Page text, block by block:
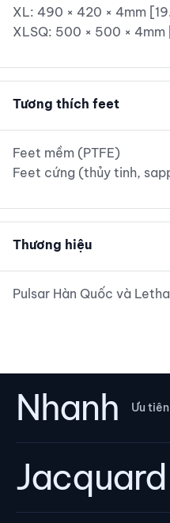
XL: 490 × 420 × 4mm
XLSQ: 500 × 500 × 4mm
Tương thích feet
Feet mềm (PTFE)
Feet cứng (thủy tinh,
Thương hiệu
Pulsar Hàn Quốc và
Nhanh Ưu
Jacquard